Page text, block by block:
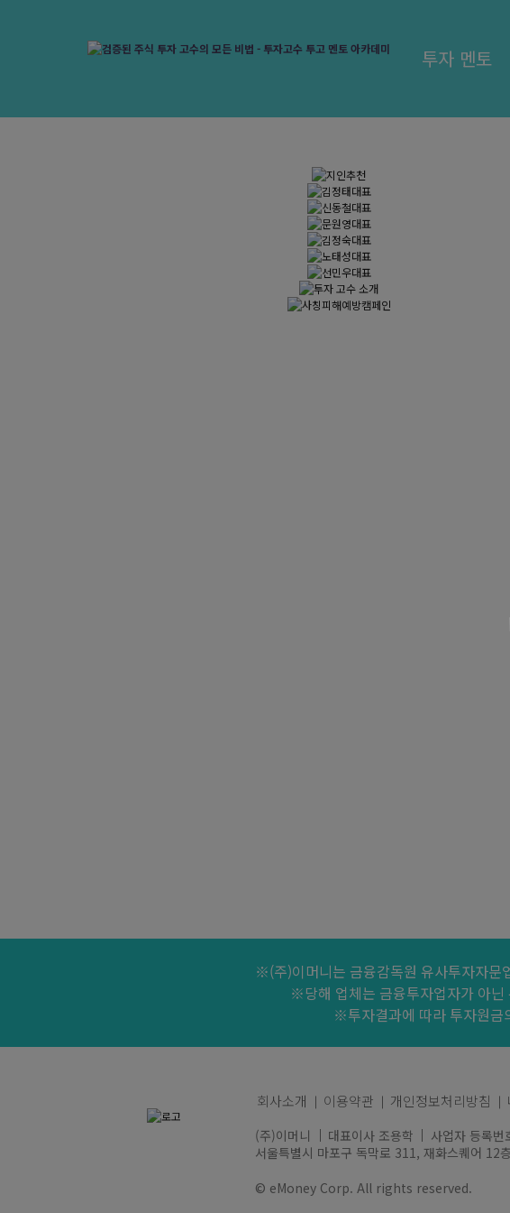
투자 멘토
※(주)이머니는 금융감독원 유사투자자문
※당해 업체는 금융투자업자가 아닌
※투자결과에 따라 투자원금
회사소개 이용약관 개인정보처리방침
(주)이머니 대표이사 조용학
사업자 등록
서울특별시 마포구 독막로 311, 재화스퀘어 12
© eMoney Corp. All rights reserved.